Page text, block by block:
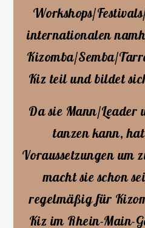
Workshops/
internationalen
Kizomba/Semba/
Kiz teil und bildet
Da sie Mann/Leader
tanzen kann,
Voraussetzungen um
macht sie schon
regelmäßig für
Kiz im Rhein-Main-